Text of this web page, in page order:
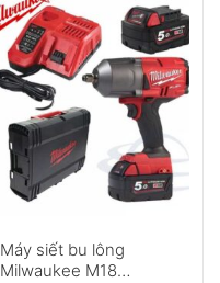
Máy siết bu lông
Milwaukee M18